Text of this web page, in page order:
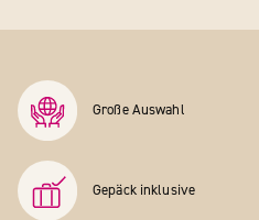
Große Auswahl
Gepäck inklusive